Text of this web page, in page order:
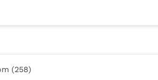
(258)